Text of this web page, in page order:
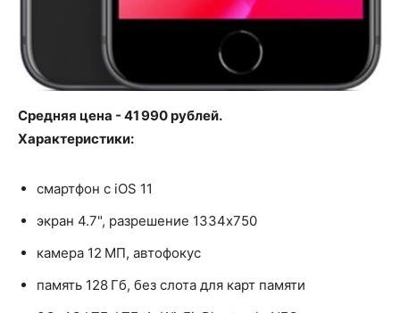
Средняя цена - 41 990 рублей.
Характеристики:
смартфон с iOS 11
экран 4.7", разрешение 1334x750
камера 12 МП, автофокус
память 128 Гб, без слота для карт памяти